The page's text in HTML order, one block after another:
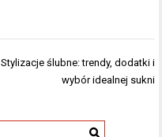
Stylizacje ślubne: trendy, dodatki i
wybór idealnej sukni